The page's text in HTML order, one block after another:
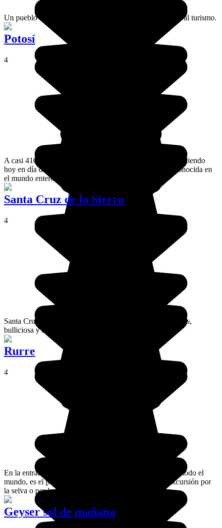
Un pueblo del desierto que sobrevive únicamente gracias al turismo.
Potosí
4
A casi 4100 metros de altitud, la ciudad de Potosí sigue viviendo
hoy en día de su pasado, que la hizo una ciudad rica y conocida en
el mundo entero.
Santa Cruz de la Sierra
4
Santa Cruz de la Sierra es la ciudad más importante del país,
bulliciosa y tranquila, histórica y moderna a la vez.
Rurre
4
En la entrada del Amazonas, Rurrenabaque o Rurre para todo el
mundo, es el punto de partida ideal para realizar una excursión por
la selva o por la pampa.
Geyser sol de mañana